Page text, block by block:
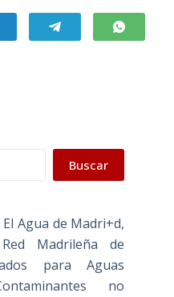
Buscar
Agua de Madri+d,
Madrileña de
para Aguas
no